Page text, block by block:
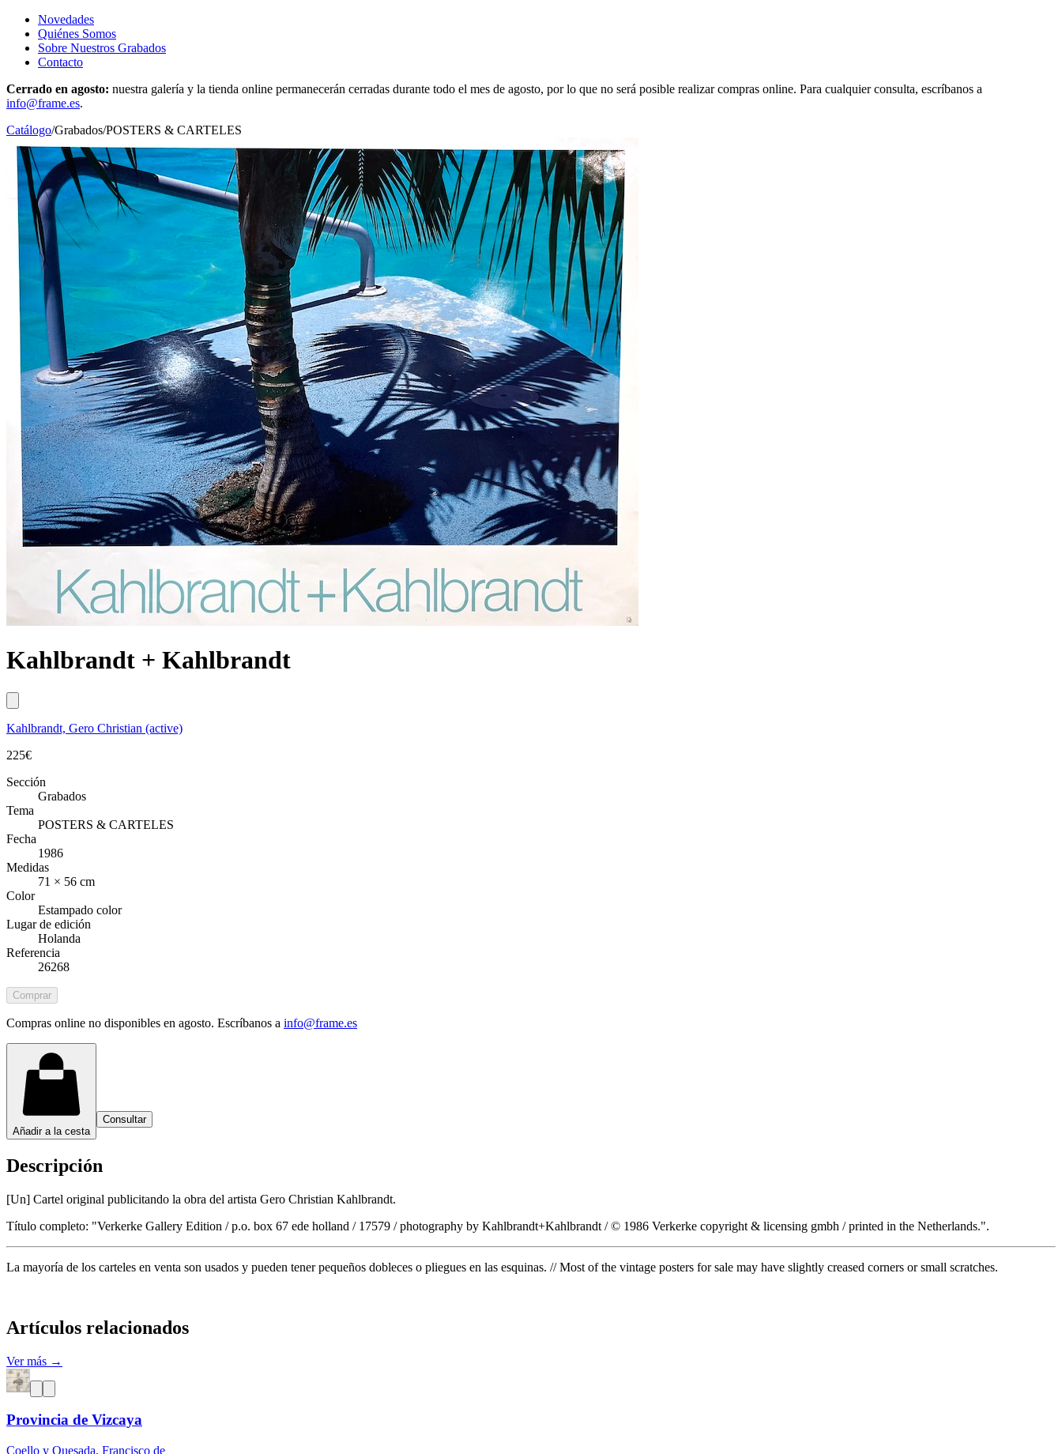
Novedades
Quiénes Somos
Sobre Nuestros Grabados
Contacto
Cerrado en agosto: nuestra galería y la tienda online permanecerán cerradas durante todo el mes de agosto, por lo que no será posible realizar compras online. Para cualquier consulta, escríbanos a
info@frame.es.
Catálogo/Grabados/POSTERS & CARTELES
Kahlbrandt + Kahlbrandt
Kahlbrandt, Gero Christian (active)
225€
Sección
Grabados
Tema
POSTERS & CARTELES
Fecha
1986
Medidas
71 × 56 cm
Color
Estampado color
Lugar de edición
Holanda
Referencia
26268
Comprar
Compras online no disponibles en agosto. Escríbanos a info@frame.es
Añadir a la cesta
Consultar
Descripción
[Un] Cartel original publicitando la obra del artista Gero Christian Kahlbrandt.
Título completo: "Verkerke Gallery Edition / p.o. box 67 ede holland / 17579 / photography by Kahlbrandt+Kahlbrandt / © 1986 Verkerke copyright & licensing gmbh / printed in the Netherlands.".
La mayoría de los carteles en venta son usados y pueden tener pequeños dobleces o pliegues en las esquinas. // Most of the vintage posters for sale may have slightly creased corners or small scratches.
Artículos relacionados
Ver más →
Provincia de Vizcaya
Coello y Quesada, Francisco de